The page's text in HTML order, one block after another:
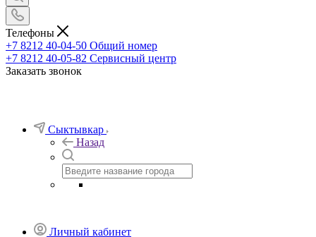
Телефоны
+7 8212 40-04-50 Общий номер
+7 8212 40-05-82 Сервисный центр
Заказать звонок
Сыктывкар
Назад
Личный кабинет